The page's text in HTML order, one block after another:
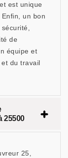
est unique
un bon
de
équipe et
du travail
25500
25,